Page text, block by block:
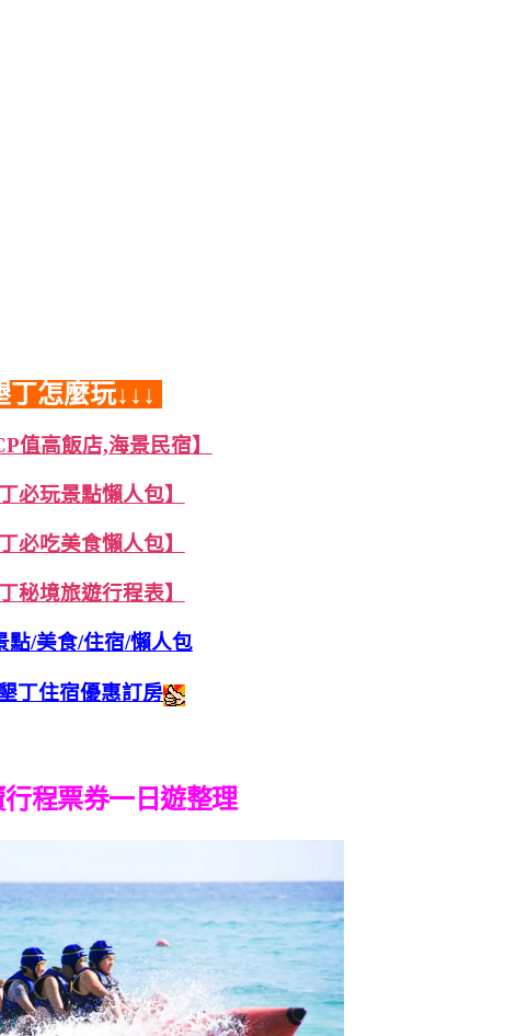
丁怎麼玩↓↓↓
值高飯店,海景民宿】
丁必玩景點懶人包】
丁必吃美食懶人包】
丁秘境旅遊行程表】
點/美食/住宿/懶人包
丁住宿優惠訂房
程票券一日遊整理